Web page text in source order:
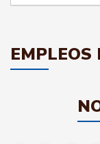
EMPLEOS